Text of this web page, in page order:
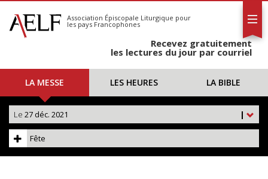
S'abonner
Calendrier
Association Épiscopale Liturgique pour
les pays Francophones
Recevez gratuitement
les lectures du jour par courriel
LA MESSE LES HEURES LA BIBLE
|
Le 27 déc. 2021
Fête